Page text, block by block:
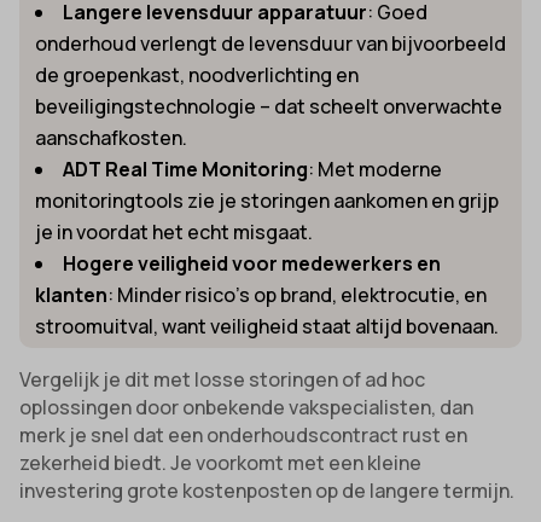
Langere levensduur apparatuur: Goed
onderhoud verlengt de levensduur van bijvoorbeeld
de groepenkast, noodverlichting en
beveiligingstechnologie – dat scheelt onverwachte
aanschafkosten.
ADT Real Time Monitoring: Met moderne
monitoringtools zie je storingen aankomen en grijp
je in voordat het echt misgaat.
Hogere veiligheid voor medewerkers en
klanten: Minder risico’s op brand, elektrocutie, en
stroomuitval, want veiligheid staat altijd bovenaan.
Vergelijk je dit met losse storingen of ad hoc
oplossingen door onbekende vakspecialisten, dan
merk je snel dat een onderhoudscontract rust en
zekerheid biedt. Je voorkomt met een kleine
investering grote kostenposten op de langere termijn.